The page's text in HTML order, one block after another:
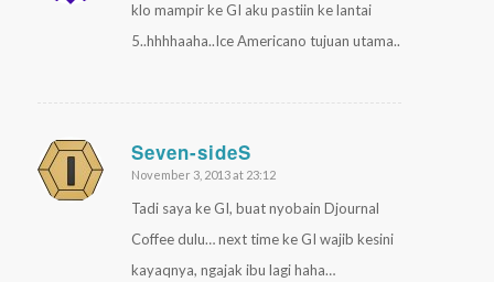
klo mampir ke GI aku pastiin ke lantai
5..hhhhaaha..Ice Americano tujuan utama..
Seven-sideS
says:
November 3, 2013 at 23:12
Tadi saya ke GI, buat nyobain Djournal
Coffee dulu… next time ke GI wajib kesini
kayaqnya, ngajak ibu lagi haha…